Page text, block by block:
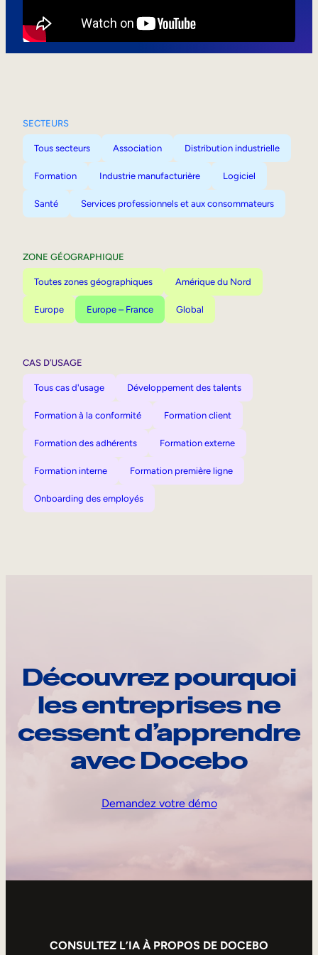
SECTEURS
Tous secteurs Association Distribution industrielle
Formation Industrie manufacturière Logiciel
Santé Services professionnels et aux consommateurs
ZONE GÉOGRAPHIQUE
Toutes zones géographiques Amérique du Nord
Europe Europe – France Global
CAS D’USAGE
Tous cas d'usage Développement des talents
Formation à la conformité Formation client
Formation des adhérents Formation externe
Formation interne Formation première ligne
Onboarding des employés
Découvrez pourquoi
les entreprises ne
cessent d’apprendre
avec Docebo
Demandez votre démo
CONSULTEZ L’IA À PROPOS DE DOCEBO